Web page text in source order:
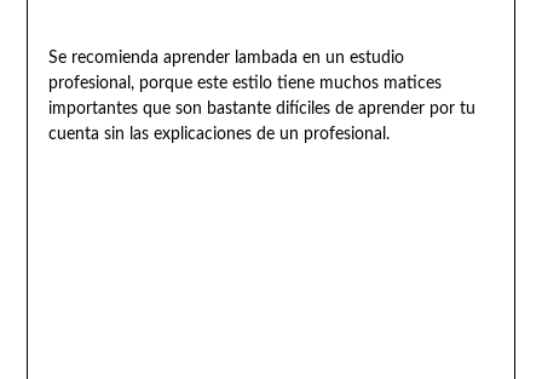
Se recomienda aprender lambada en un estudio
profesional, porque este estilo tiene muchos matices
importantes que son bastante difíciles de aprender por tu
cuenta sin las explicaciones de un profesional.